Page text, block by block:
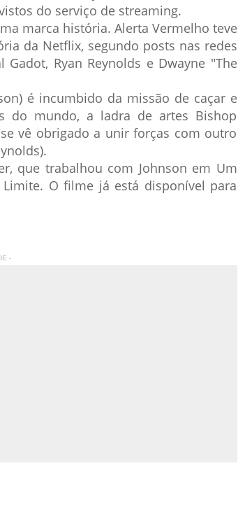
do serviço de streaming.
marca história. Alerta Vermelho teve
da Netflix, segundo posts nas redes
Ryan Reynolds e Dwayne "The
é incumbido da missão de caçar e
do mundo, a ladra de artes Bishop
vê obrigado a unir forças com outro
que trabalhou com Johnson em Um
Limite. O filme já está disponível para
-